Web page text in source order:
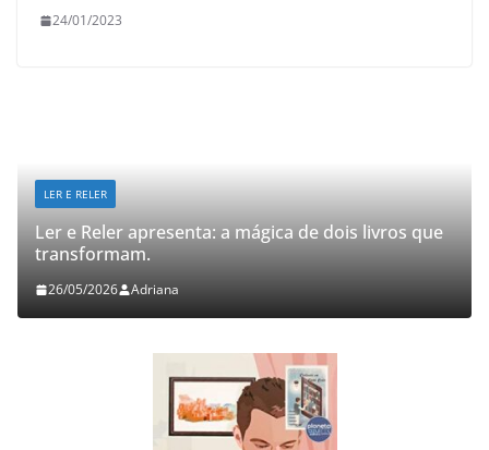
24/01/2023
LER E RELER
Ler e Reler apresenta: a mágica de dois livros que
transformam.
26/05/2026 Adriana